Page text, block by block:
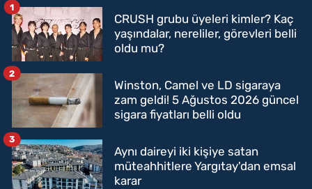
CRUSH grubu üyeleri kimler? Kaç
yaşındalar, nereliler, görevleri belli
oldu mu?
1
Winston, Camel ve LD sigaraya
zam geldi! 5 Ağustos 2026 güncel
sigara fiyatları belli oldu
2
Aynı daireyi iki kişiye satan
müteahhitlere Yargıtay'dan emsal
karar
3